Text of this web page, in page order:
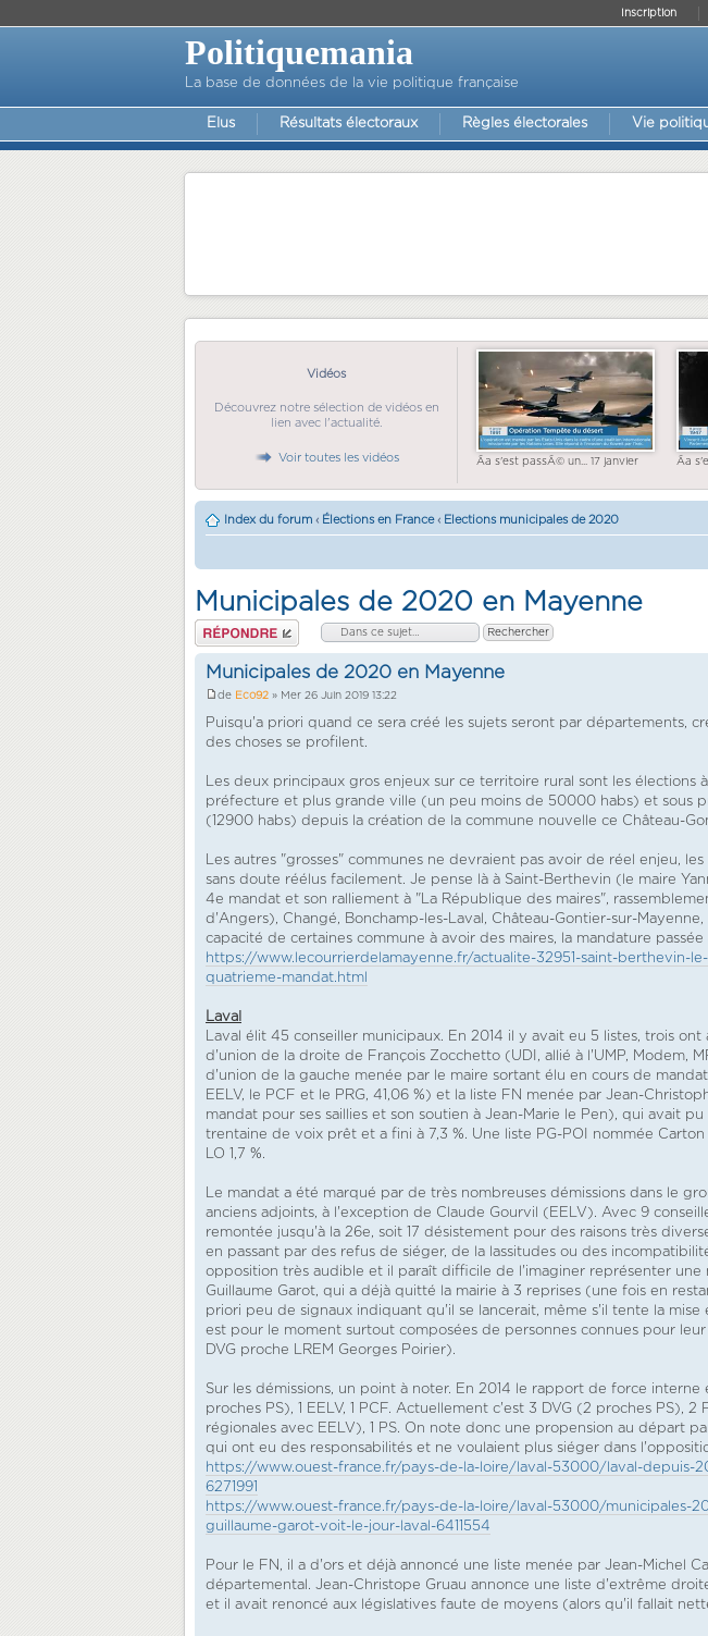
Inscription
Politiquemania
La base de données de la vie politique française
Elus Résultats électoraux Règles électorales Vie
Vidéos
Découvrez notre sélection de vidéos en
lien avec l'actualité.
Voir toutes les vidéos Ãa s'est passÃ© un... 17 janvier Ãa
Index du forum ‹ Élections en France ‹ Elections municipales de 2020
Municipales de 2020 en Mayenne
Répondre
Municipales de 2020 en Mayenne
de Eco92 » Mer 26 Juin 2019 13:22
Puisqu'a priori quand ce sera créé les sujets seront par départements,
des choses se profilent.
Les deux principaux gros enjeux sur ce territoire rural sont les élections
préfecture et plus grande ville (un peu moins de 50000 habs) et sous
(12900 habs) depuis la création de la commune nouvelle ce Château-
Les autres "grosses" communes ne devraient pas avoir de réel enjeu,
sans doute réélus facilement. Je pense là à Saint-Berthevin (le maire
4e mandat et son ralliement à "La République des maires",
d'Angers), Changé, Bonchamp-les-Laval, Château-Gontier-sur-
capacité de certaines commune à avoir des maires, la mandature
https://www.lecourrierdelamayenne.fr/actualite-32951-saint-berthevin-
quatrieme-mandat.html
Laval
Laval élit 45 conseiller municipaux. En 2014 il y avait eu 5 listes, trois
d'union de la droite de François Zocchetto (UDI, allié à l'UMP, Modem,
d'union de la gauche menée par le maire sortant élu en cours de
EELV, le PCF et le PRG, 41,06 %) et la liste FN menée par Jean-
mandat pour ses saillies et son soutien à Jean-Marie le Pen), qui avait
trentaine de voix prêt et a fini à 7,3 %. Une liste PG-POI nommée
LO 1,7 %.
Le mandat a été marqué par de très nombreuses démissions dans le
anciens adjoints, à l'exception de Claude Gourvil (EELV). Avec 9
remontée jusqu'à la 26e, soit 17 désistement pour des raisons très
en passant par des refus de siéger, de la lassitudes ou des
opposition très audible et il paraît difficile de l'imaginer représenter
Guillaume Garot, qui a déjà quitté la mairie à 3 reprises (une fois en
priori peu de signaux indiquant qu'il se lancerait, même s'il tente la
est pour le moment surtout composées de personnes connues pour
DVG proche LREM Georges Poirier).
Sur les démissions, un point à noter. En 2014 le rapport de force
proches PS), 1 EELV, 1 PCF. Actuellement c'est 3 DVG (2 proches PS), 2
régionales avec EELV), 1 PS. On note donc une propension au départ
qui ont eu des responsabilités et ne voulaient plus siéger dans
https://www.ouest-france.fr/pays-de-la-loire/laval-53000/laval-depuis-
6271991
https://www.ouest-france.fr/pays-de-la-loire/laval-53000/municipales-
guillaume-garot-voit-le-jour-laval-6411554
Pour le FN, il a d'ors et déjà annoncé une liste menée par Jean-Michel
départemental. Jean-Christope Gruau annonce une liste d'extrême
et il avait renoncé aux législatives faute de moyens (alors qu'il fallait